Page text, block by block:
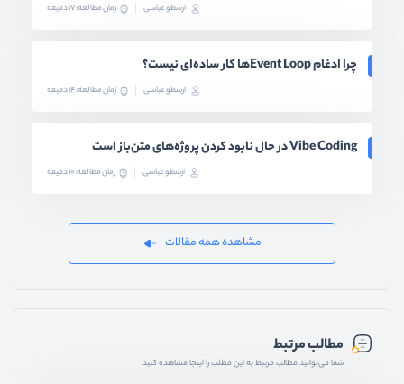
ارسطو عباسی زمان مطالعه: 17 دقیقه
چرا ادغام Event Loopها کار ساده‌ای نیست؟
ارسطو عباسی زمان مطالعه: 14 دقیقه
Vibe Coding در حال نابود کردن پروژه‌های متن‌باز است
ارسطو عباسی زمان مطالعه: 10 دقیقه
مشاهده همه مقالات
مطالب مرتبط
شما می‌توانید مطالب مرتبط به این مطلب را اینجا مشاهده کنید